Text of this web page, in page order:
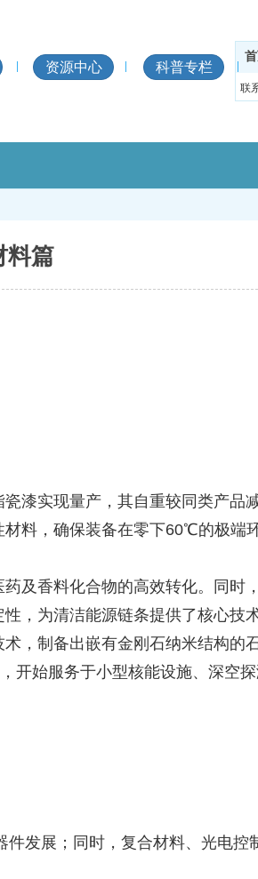
联
资源中心 科普专栏
料篇
漆实现量产，其自重较同类产品
料，确保装备在零下60℃的极端
及香料化合物的高效转化。同时
，为清洁能源链条提供了核心技
，制备出嵌有金刚石纳米结构的
开始服务于小型核能设施、深空
发展；同时，复合材料、光电控